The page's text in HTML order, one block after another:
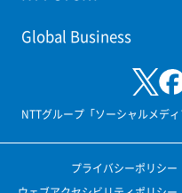
Global Business
NTTグループ「ソーシャルメデ
プライバシーポリシー